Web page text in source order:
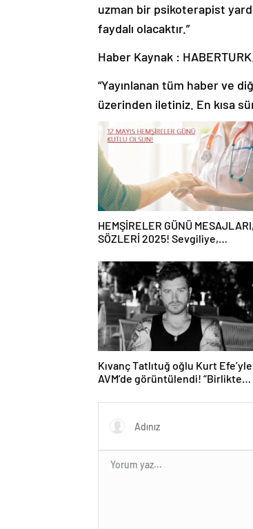
uzman bir psikoterapist
faydalı olacaktır.”
Haber Kaynak :
“Yayınlanan tüm haber ve
üzerinden iletiniz. En kısa
HEMŞİRELER GÜNÜ MESAJLARI,
SÖZLERİ 2025! Sevgiliye,
Hemşireler Günü ile ilgili
Kıvanç Tatlıtuğ oğlu Kurt Efe’yle
AVM’de görüntülendi! “Birlikte